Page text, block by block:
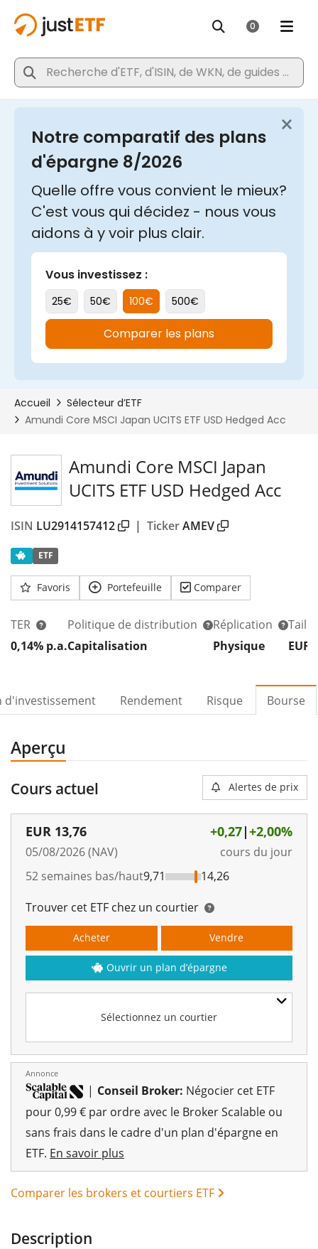
Amundi Core MSCI Japan
UCITS ETF USD Hedged Acc
ISIN LU2914157412 | TickerAMEV
ETF
Favoris Portefeuille Comparer
TER
0,14% p.a.
Politique de distribution
Capitalisation
Réplication
Physique
EUR
d'investissement Rendement Risque Bourse
Aperçu
Cours actuel Alertes de prix
EUR 13,76
05/08/2026 (NAV)
+0,27|+2,00%
cours du jour
52 semaines bas/haut9,71
14,26
Trouver cet ETF chez un courtier
Sélectionnez un courtier
Acheter Vendre
Ouvrir un plan d’épargne
Annonce
| Conseil Broker: Négocier cet ETF
pour 0,99 € par ordre avec le Broker Scalable ou
sans frais dans le cadre d'un plan d'épargne en
ETF. En savoir plus
Comparer les brokers et courtiers ETF
Description